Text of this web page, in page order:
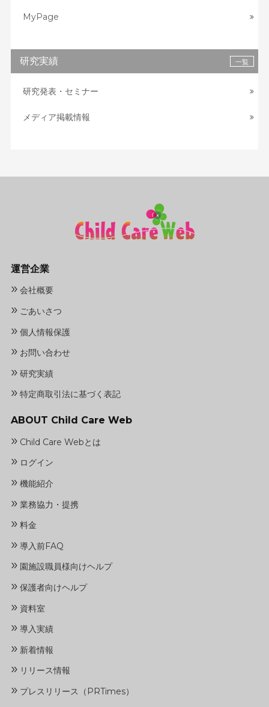
MyPage
研究実績 一覧
研究発表・セミナー
メディア掲載情報
運営企業
» 会社概要
» ごあいさつ
» 個人情報保護
» お問い合わせ
» 研究実績
» 特定商取引法に基づく表記
ABOUT Child Care Web
» Child Care Webとは
» ログイン
» 機能紹介
» 業務協力・提携
» 料金
» 導入前FAQ
» 園施設職員様向けヘルプ
» 保護者向けヘルプ
» 資料室
» 導入実績
» 新着情報
» リリース情報
» プレスリリース（PRTimes）